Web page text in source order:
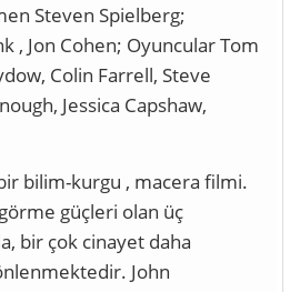
Steven Spielberg;
, Jon Cohen; Oyuncular Tom
Colin Farrell, Steve
Jessica Capshaw,
bilim-kurgu , macera filmi.
güçleri olan üç
bir çok cinayet daha
John